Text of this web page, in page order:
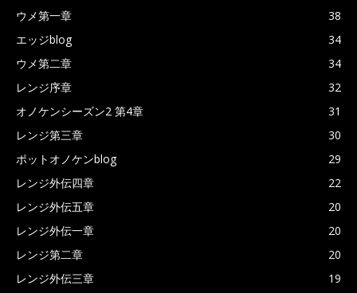
ウメ第一章
38
エッジblog
34
ウメ第二章
34
レンジ序章
32
オノケンシーズン2 第4章
31
レンジ第三章
30
ポットオノケンblog
29
レンジ外伝四章
22
レンジ外伝五章
20
レンジ外伝一章
20
レンジ第二章
20
レンジ外伝三章
19